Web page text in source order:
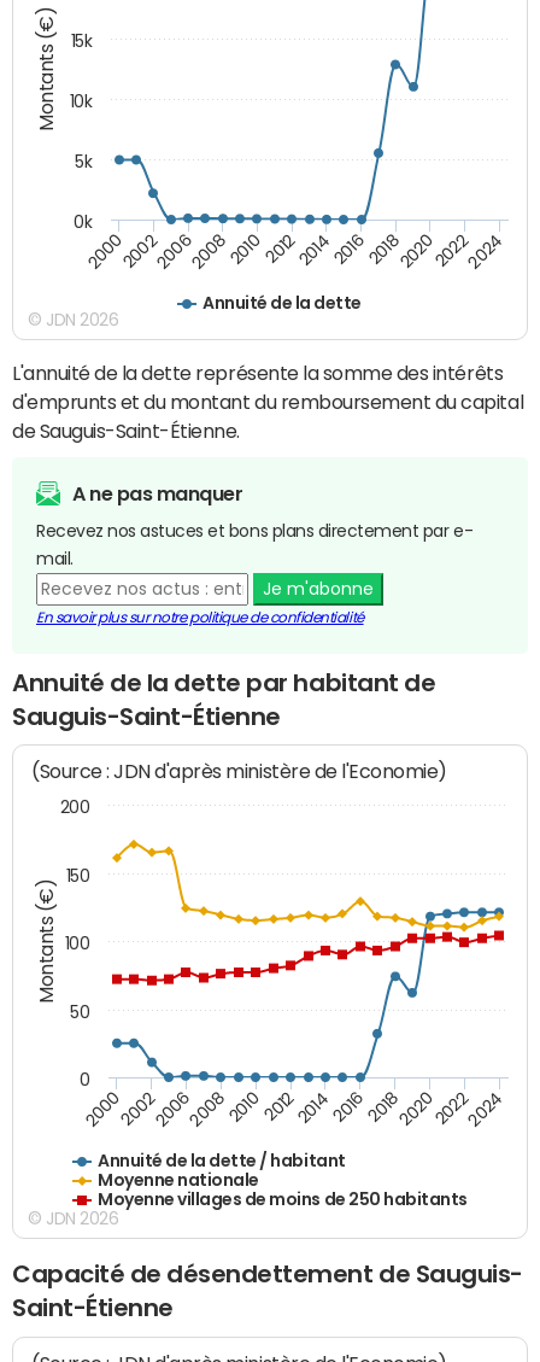
Montants (€)
Annuité de la dette
200020022006200820102012201420162018202020222024
0k
5k
10k
15k
© JDN 2026
L'annuité de la dette représente la somme des intérêts
d'emprunts et du montant du remboursement du capital
de Sauguis-Saint-Étienne.
A ne pas manquer
Recevez nos astuces et bons plans directement par e-
mail.
Je m'abonne
En savoir plus sur notre politique de confidentialité
Annuité de la dette par habitant de
Sauguis-Saint-Étienne
Montants (€)
(Source : JDN d'après ministère de l'Economie)
Annuité de la dette / habitant
Moyenne nationale
Moyenne villages de moins de 250 habitants
200020022006200820102012201420162018202020222024
0
50
100
150
200
© JDN 2026
Capacité de désendettement de Sauguis-
Saint-Étienne